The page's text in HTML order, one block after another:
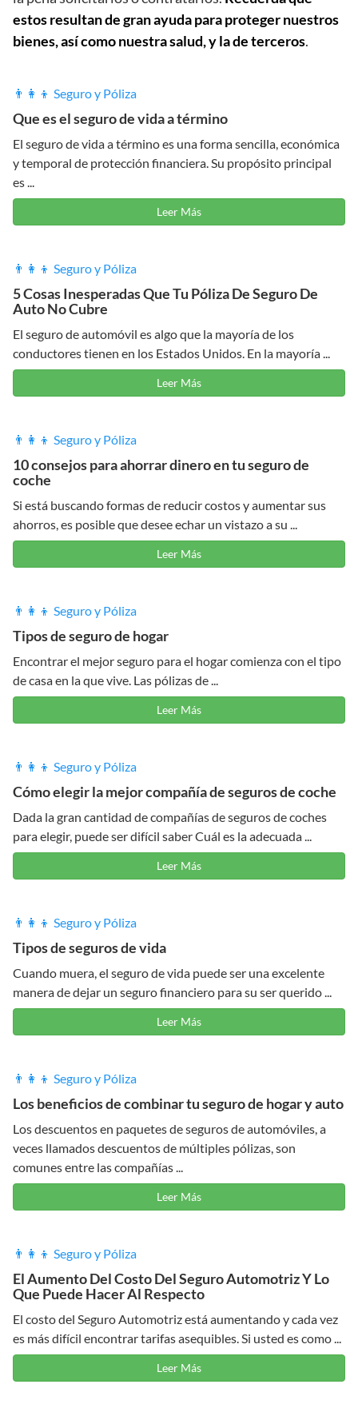
estos resultan de gran ayuda para proteger nuestros
bienes, así como nuestra salud, y la de terceros.
👨‍👩‍👦 Seguro y Póliza
Que es el seguro de vida a término
El seguro de vida a término es una forma sencilla, económica
y temporal de protección financiera. Su propósito principal
es ...
Leer Más
👨‍👩‍👦 Seguro y Póliza
5 Cosas Inesperadas Que Tu Póliza De Seguro De
Auto No Cubre
El seguro de automóvil es algo que la mayoría de los
conductores tienen en los Estados Unidos. En la mayoría ...
Leer Más
👨‍👩‍👦 Seguro y Póliza
10 consejos para ahorrar dinero en tu seguro de
coche
Si está buscando formas de reducir costos y aumentar sus
ahorros, es posible que desee echar un vistazo a su ...
Leer Más
👨‍👩‍👦 Seguro y Póliza
Tipos de seguro de hogar
Encontrar el mejor seguro para el hogar comienza con el tipo
de casa en la que vive. Las pólizas de ...
Leer Más
👨‍👩‍👦 Seguro y Póliza
Cómo elegir la mejor compañía de seguros de coche
Dada la gran cantidad de compañías de seguros de coches
para elegir, puede ser difícil saber Cuál es la adecuada ...
Leer Más
👨‍👩‍👦 Seguro y Póliza
Tipos de seguros de vida
Cuando muera, el seguro de vida puede ser una excelente
manera de dejar un seguro financiero para su ser querido ...
Leer Más
👨‍👩‍👦 Seguro y Póliza
Los beneficios de combinar tu seguro de hogar y auto
Los descuentos en paquetes de seguros de automóviles, a
veces llamados descuentos de múltiples pólizas, son
comunes entre las compañías ...
Leer Más
👨‍👩‍👦 Seguro y Póliza
El Aumento Del Costo Del Seguro Automotriz Y Lo
Que Puede Hacer Al Respecto
El costo del Seguro Automotriz está aumentando y cada vez
es más difícil encontrar tarifas asequibles. Si usted es como ...
Leer Más